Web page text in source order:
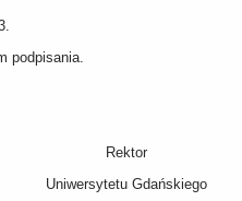
podpisania.
Rektor
Uniwersytetu Gdańskiego